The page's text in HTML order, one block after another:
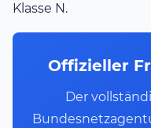
Klasse N.
Offizieller
Der